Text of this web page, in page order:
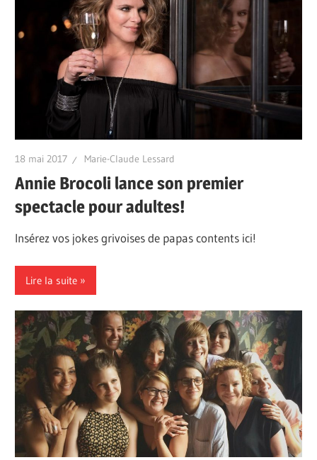
18 mai 2017 Marie-Claude Lessard
Annie Brocoli lance son premier
spectacle pour adultes!
Insérez vos jokes grivoises de papas contents ici!
Lire la suite